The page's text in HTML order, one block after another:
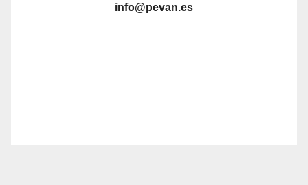
info@pevan.es